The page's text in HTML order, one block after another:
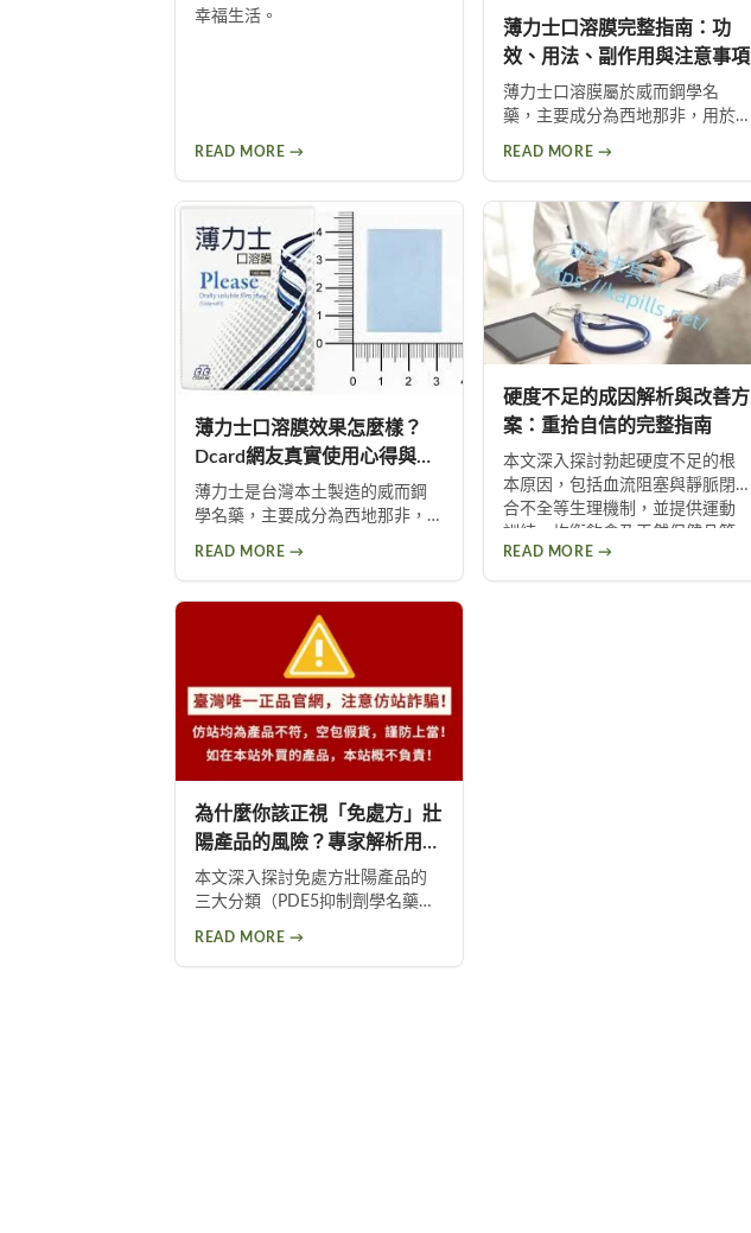
幸福生活。
READ MORE →
薄力士口溶膜完整指南：功
效、用法、副作用與注意事項
薄力士口溶膜屬於威而鋼學名
藥，主要成分為西地那非，用於
功效、適應症、用藥劑量、副作
用及注意事項，助你安全用藥。
READ MORE →
薄力士口溶膜效果怎麼樣？
Dcard網友真實使用心得與完
整評測
薄力士是台灣本土製造的威而鋼
學名藥，主要成分為西地那非，
涵蓋快速起效體驗、價格比較、
副作用及正確用量，幫助您全面
了解這款改善勃起功能障礙的產
READ MORE →
硬度不足的成因解析與改善方
案：重拾自信的完整指南
本文深入探討勃起硬度不足的根
本原因，包括血流阻塞與靜脈閉
合不全等生理機制，並提供運動
訓練、均衡飲食及天然保健品等
改善方案，幫助男性重拾自信與
美滿生活。
READ MORE →
為什麼你該正視「免處方」壯
陽產品的風險？專家解析用藥
安全與假藥危害
本文深入探討免處方壯陽產品的
三大分類（PDE5抑制劑學名藥、
READ MORE →